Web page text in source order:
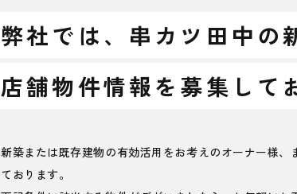
弊社では、 串カツ田中の
店舗物件情報を募集して
新築または既存建物の有効活用をお考えのオーナー様
ております。